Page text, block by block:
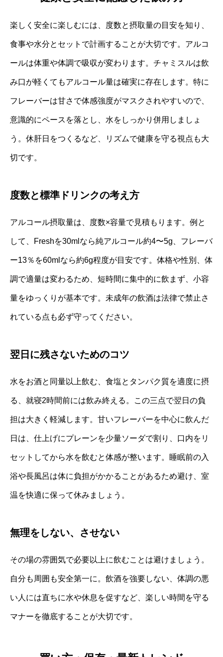
楽しく安全に楽しむには、度数と摂取量の目安を知り、
食事や水分とセットで計画することが大切です。アルコ
ールは体重や体調で吸収が変わります。チャミスルは飲
み口が軽くてもアルコール量は確実に存在します。特に
フレーバーは甘さで体感強度がマスクされやすいので、
意識的にペースを落とし、水をしっかり併用しましょ
う。休肝日をつくるなど、リズムで健康を守る視点も大
切です。
度数と標準ドリンクの考え方
アルコール摂取量は、度数×容量で見積もります。例と
して、Freshを30mlなら純アルコール約4〜5g、フレーバ
ー13％を60mlなら約6g程度が目安です。体格や性別、体
調で適量は変わるため、短時間に集中的に飲まず、小容
量をゆっくりが基本です。未成年の飲酒は法律で禁止さ
れている点も必ず守ってください。
翌日に残さないためのコツ
水をお酒と同量以上飲む、食塩とタンパク質を適度に摂
る、就寝2時間前には飲み終える。この三点で翌日の負
担は大きく軽減します。甘いフレーバーを中心に飲んだ
日は、仕上げにプレーンを少量ソーダで割り、口内をリ
セットしてから水を飲むと体感が整います。睡眠前の入
浴や長風呂は体に負担がかかることがあるため避け、室
温を快適に保って休みましょう。
無理をしない、させない
その場の雰囲気で必要以上に飲むことは避けましょう。
自分も周囲も安全第一に。飲酒を強要しない、体調の悪
い人には直ちに水や休息を促すなど、楽しい時間を守る
マナーを徹底することが大切です。